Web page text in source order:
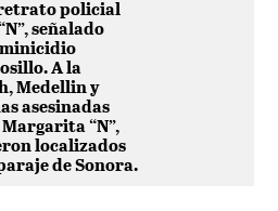
policial
señalado
A la
Medellin y
asesinadas
“N”,
localizados
de Sonora.